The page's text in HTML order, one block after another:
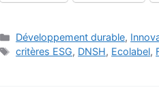
Catégories
Développement durable,
Étiquettes
critères ESG, DNSH, Ecolabel,